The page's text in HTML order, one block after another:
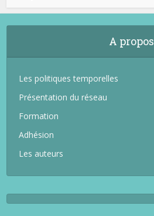
A propos
Les politiques temporelles
Présentation du réseau
Formation
Adhésion
Les auteurs